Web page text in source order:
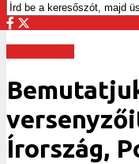
Írország,